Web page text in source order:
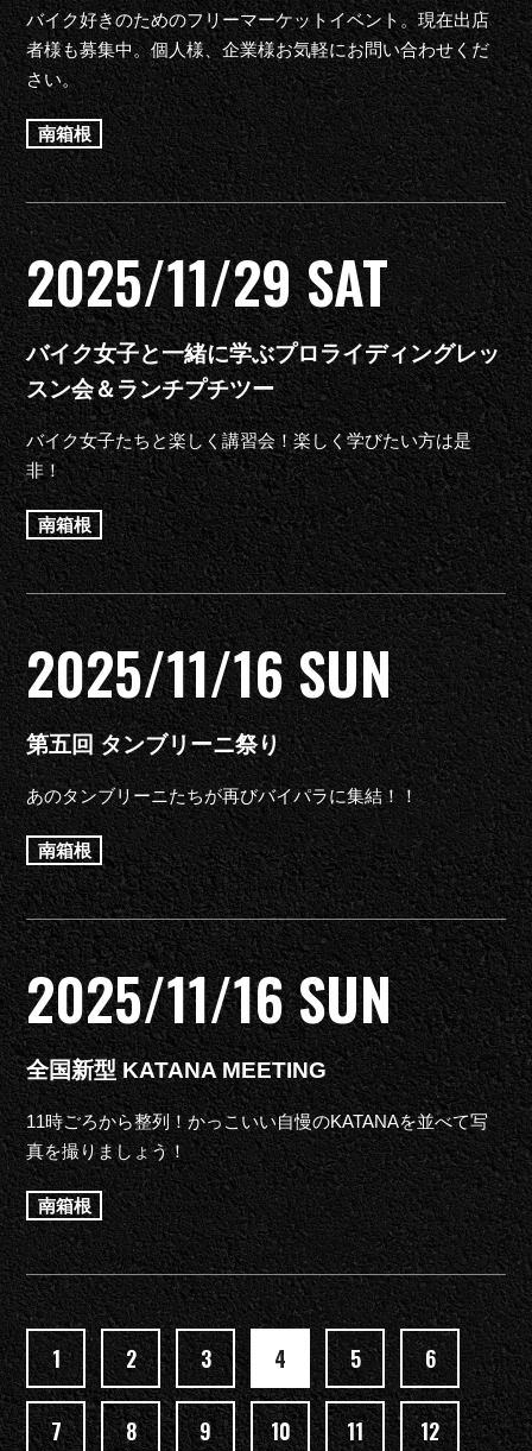
バイク好きのためのフリーマーケットイベント。現在出店
者様も募集中。個人様、企業様お気軽にお問い合わせくだ
さい。
南箱根
2025/11/29 SAT
バイク女子と一緒に学ぶプロライディングレッ
スン会＆ランチプチツー
バイク女子たちと楽しく講習会！楽しく学びたい方は是
非！
南箱根
2025/11/16 SUN
第五回 タンブリーニ祭り
あのタンブリーニたちが再びバイパラに集結！！
南箱根
2025/11/16 SUN
全国新型 KATANA MEETING
11時ごろから整列！かっこいい自慢のKATANAを並べて写
真を撮りましょう！
南箱根
1 2 3 4 5 6
7 8 9 10 11 12